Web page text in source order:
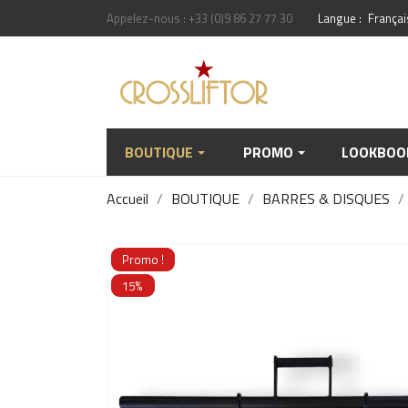
Appelez-nous : +33 (0)9 86 27 77 30 Langue :
BOUTIQUE PROMO
Accueil BOUTIQUE BARRES & DISQUES
Promo !
15%